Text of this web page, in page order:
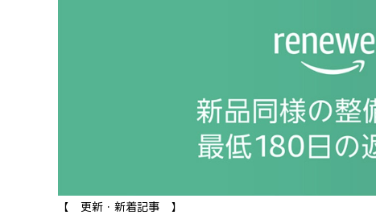
【 更新・新着記事 】